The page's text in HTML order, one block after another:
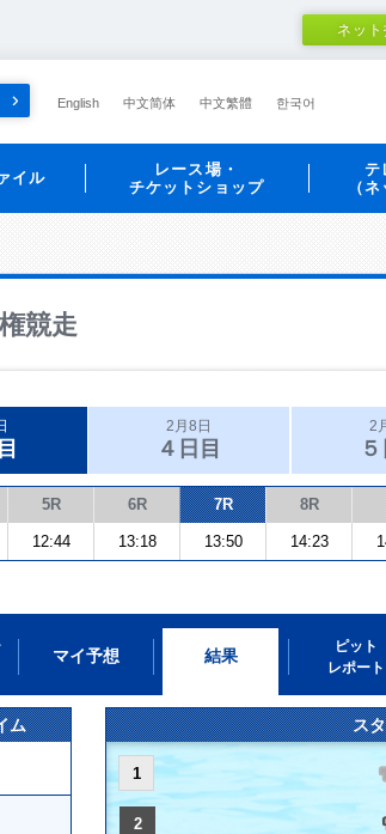
ネッ
English 中文简体 中文繁體 한국어
イル
レース場・
チケットショップ
テ
（
競走
2月8日
４日目
2
5R 6R 7R 8R
12:44 13:18 13:50 14:23
マイ予想 結果
ピット
レポート
ム ス
1
2